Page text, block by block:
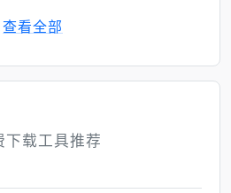
查看全部
下载工具推荐